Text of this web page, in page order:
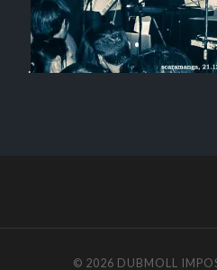
.
© 2026 DUBMOLL